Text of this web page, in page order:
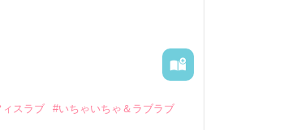
ィスラブ
#いちゃいちゃ＆ラブラブ